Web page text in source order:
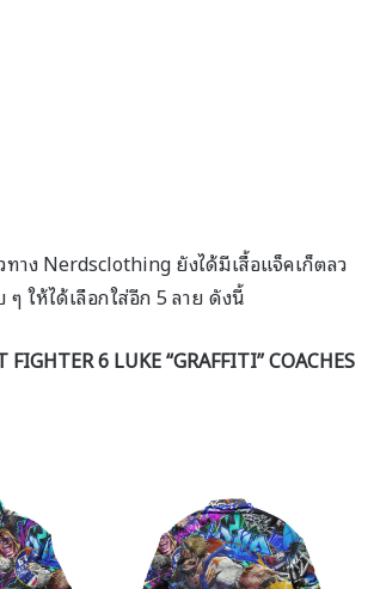
าง Nerdsclothing ยังได้มีเสื้อแจ็คเก็ตลว
ให้ได้เลือกใส่อีก 5 ลาย ดังนี้
FIGHTER 6 LUKE “GRAFFITI” COACHES